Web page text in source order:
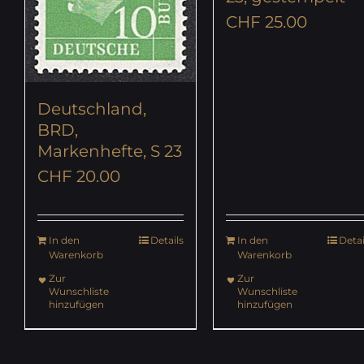
Deutschland,
BRD,
Markenhefte, S 23
CHF 20.00
In den
Warenkorb
Details
Zur
Wunschliste
hinzufügen
CHF 25.00
In den
Warenkorb
Zur
Wunschliste
hinzufügen